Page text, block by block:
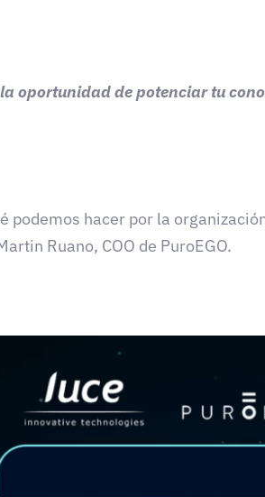
oportunidad de potenciar tu
podemos hacer por la
Ruano, COO de PuroEGO.